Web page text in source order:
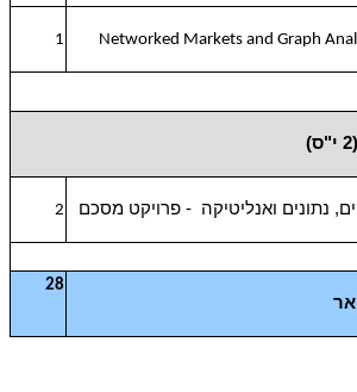
Networked Markets and Graph
1
נתונים ואנליטיקה - פרויקט מסכם 2
28